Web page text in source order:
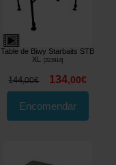
Table de Biwy Starbaits STB
XL
[221914]
144,00€ 134,00€
Encomendar